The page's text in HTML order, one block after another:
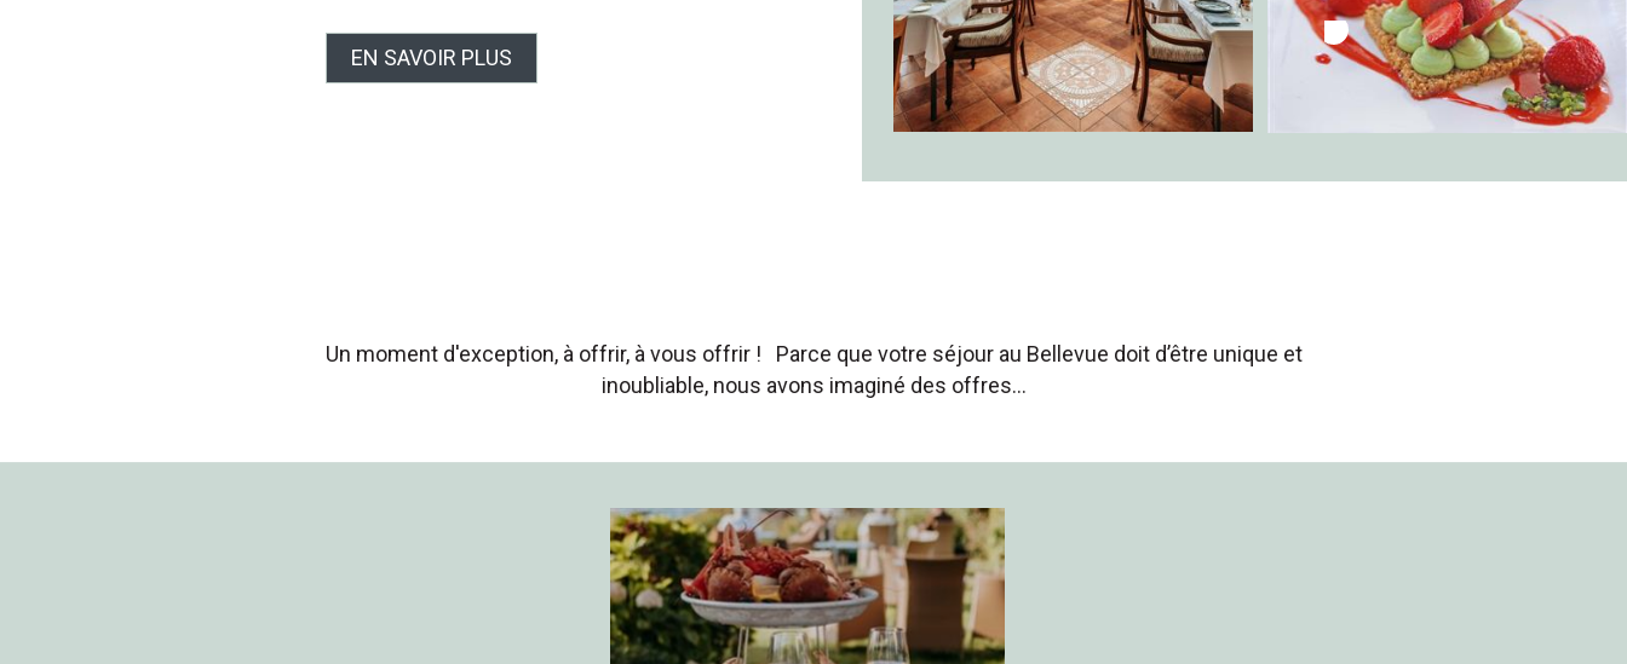
EN SAVOIR PLUS
Un moment d'exception, à offrir, à vous offrir ! Parce que votre séjour au Bellevue doit d’être unique et
inoubliable, nous avons imaginé des offres…